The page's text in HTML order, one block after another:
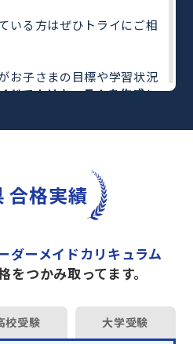
いる方はぜひトライにご相
お子さまの目標や学習状況
ドでカリキュラムを作成し
に合った教師がわかるまで
理解度がわかる「AI学習診
外の勉強をナビゲートする
富な学習コンテンツが
高得点”を目指しません
も承っております。
合格実績
ダーメイドカリキュラム
をつかみ取ってます。
校受験 大学受験